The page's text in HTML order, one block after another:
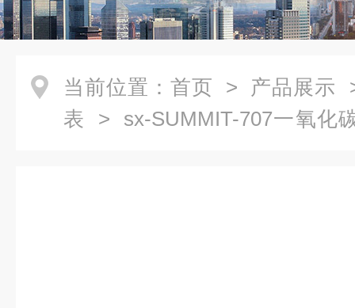
当前位置： 首页 > 产品展示
表 > sx-SUMMIT-707一氧化